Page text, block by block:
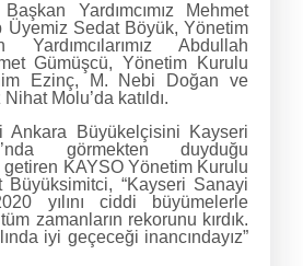
Yardımcımız Mehmet
Üyemiz Sedat Böyük, Yönetim
Abdullah
Gümüşcü, Yönetim Kurulu
Ezinç, M. Nebi Doğan ve
Molu’da katıldı.
Ankara Büyükelçisini Kayseri
görmekten duyduğu
KAYSO Yönetim Kurulu
Büyüksimitci, “Kayseri Sanayi
yılını ciddi büyümelerle
zamanların rekorunu kırdık.
iyi geçeceği inancındayız”